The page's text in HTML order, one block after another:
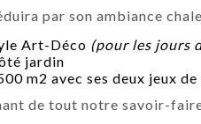
par son ambiance
Art-Déco (pour les jours
jardin
m2 avec ses deux jeux
de tout notre savoir-